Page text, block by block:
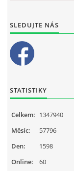
SLEDUJTE NÁS
STATISTIKY
Online: 60
Celkem: 1347940
Měsíc:
57796
Den:
1598